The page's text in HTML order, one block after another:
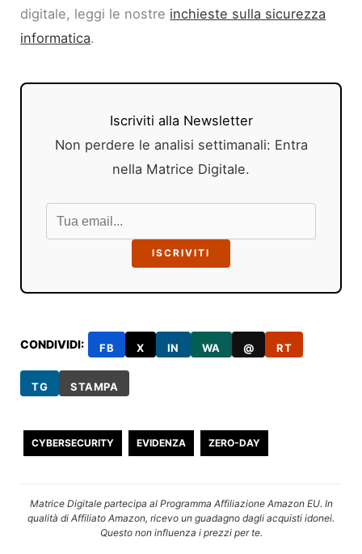
digitale, leggi le nostre inchieste sulla sicurezza
informatica.
Iscriviti alla Newsletter
Non perdere le analisi settimanali: Entra
nella Matrice Digitale.
ISCRIVITI
CONDIVIDI: FB X IN WA @ RT
TG STAMPA
CYBERSECURITY EVIDENZA ZERO-DAY
Matrice Digitale partecipa al Programma Affiliazione Amazon EU. In
qualità di Affiliato Amazon, ricevo un guadagno dagli acquisti idonei.
Questo non influenza i prezzi per te.